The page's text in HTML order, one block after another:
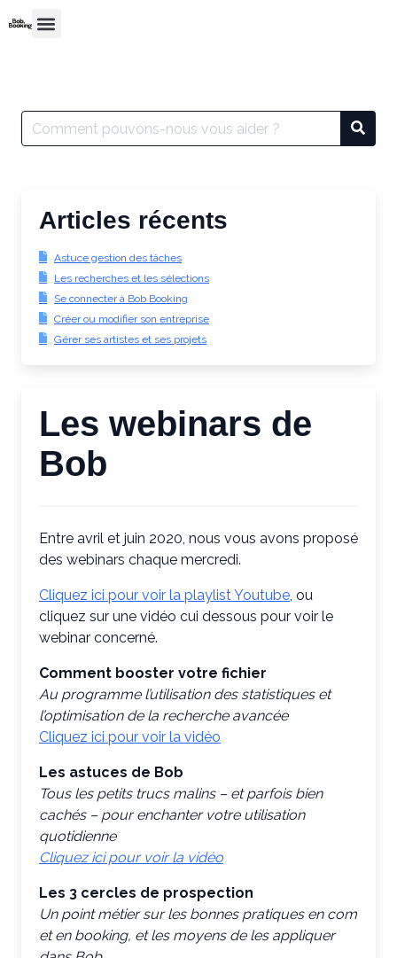
Articles récents
Astuce gestion des tâches
Les recherches et les sélections
Se connecter à Bob Booking
Créer ou modifier son entreprise
Gérer ses artistes et ses projets
Les webinars de
Bob
Entre avril et juin 2020, nous vous avons proposé
des webinars chaque mercredi.
Cliquez ici pour voir la playlist Youtube, ou
cliquez sur une vidéo cui dessous pour voir le
webinar concerné.
Comment booster votre fichier
Au programme l’utilisation des statistiques et
l’optimisation de la recherche avancée
Cliquez ici pour voir la vidéo
Les astuces de Bob
Tous les petits trucs malins – et parfois bien
cachés – pour enchanter votre utilisation
quotidienne
Cliquez ici pour voir la vidéo
Les 3 cercles de prospection
Un point métier sur les bonnes pratiques en com
et en booking, et les moyens de les appliquer